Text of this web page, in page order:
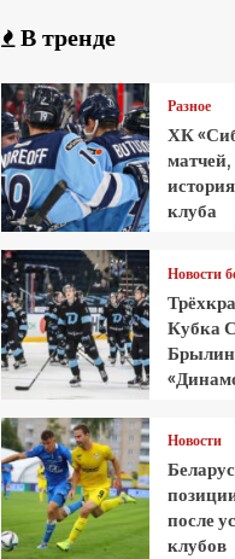
В тренде
Разное
ХК
клуба
Новости
Кубка
Брылин
Новости
после
клубов